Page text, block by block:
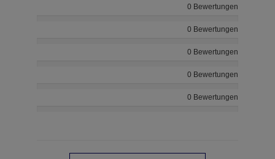
0 Bewertungen
0 Bewertungen
0 Bewertungen
0 Bewertungen
0 Bewertungen